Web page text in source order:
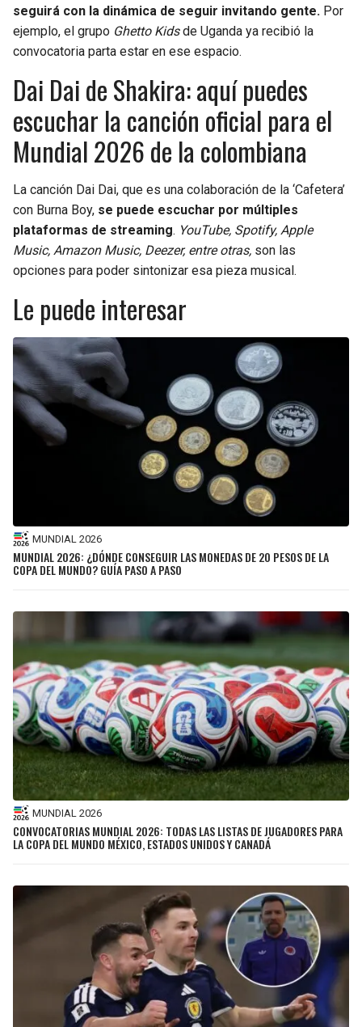
seguirá con la dinámica de seguir invitando gente. Por
ejemplo, el grupo Ghetto Kidsde Uganda ya recibió la
convocatoria parta estar en ese espacio.
Dai Dai de Shakira: aquí puedes
escuchar la canción oficial para el
Mundial 2026 de la colombiana
La canción Dai Dai, que es una colaboración de la ‘Cafetera’
con Burna Boy, se puede escuchar por múltiples
plataformas de streaming. YouTube, Spotify, Apple
Music, Amazon Music, Deezer, entre otras, son las
opciones para poder sintonizar esa pieza musical.
Le puede interesar
MUNDIAL 2026
MUNDIAL 2026: ¿DÓNDE CONSEGUIR LAS MONEDAS DE 20 PESOS DE LA
COPA DEL MUNDO? GUÍA PASO A PASO
MUNDIAL 2026
CONVOCATORIAS MUNDIAL 2026: TODAS LAS LISTAS DE JUGADORES PARA
LA COPA DEL MUNDO MÉXICO, ESTADOS UNIDOS Y CANADÁ